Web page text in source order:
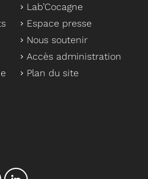
Lab’Cocagne
Espace presse
Nous soutenir
Accès administration
Plan du site